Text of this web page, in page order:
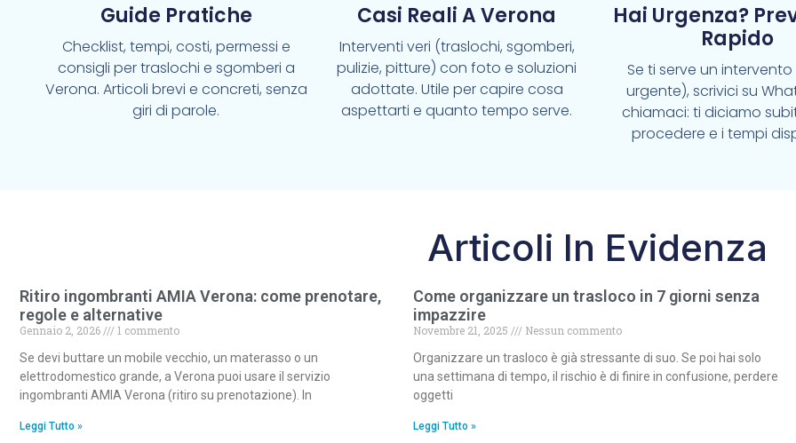
Guide Pratiche
Checklist, tempi, costi, permessi e
consigli per traslochi e sgomberi a
Verona. Articoli brevi e concreti, senza
giri di parole.
Casi Reali A Verona
Interventi veri (traslochi, sgomberi,
pulizie, pitture) con foto e soluzioni
adottate. Utile per capire cosa
aspettarti e quanto tempo serve.
Hai Urgenza?
Rapido
Se ti serve un
urgente), scrivici su
chiamaci: ti diciamo
procedere e i tempi
Articoli In Evidenza
Ritiro ingombranti AMIA Verona: come prenotare,
regole e alternative
Gennaio 2, 2026
1 commento
Se devi buttare un mobile vecchio, un materasso o un
elettrodomestico grande, a Verona puoi usare il servizio
ingombranti AMIA Verona (ritiro su prenotazione). In
Leggi Tutto »
Come organizzare un trasloco in 7 giorni senza
impazzire
Novembre 21, 2025
Nessun commento
Organizzare un trasloco è già stressante di suo. Se poi hai solo
una settimana di tempo, il rischio è di finire in confusione, perdere
oggetti
Leggi Tutto »